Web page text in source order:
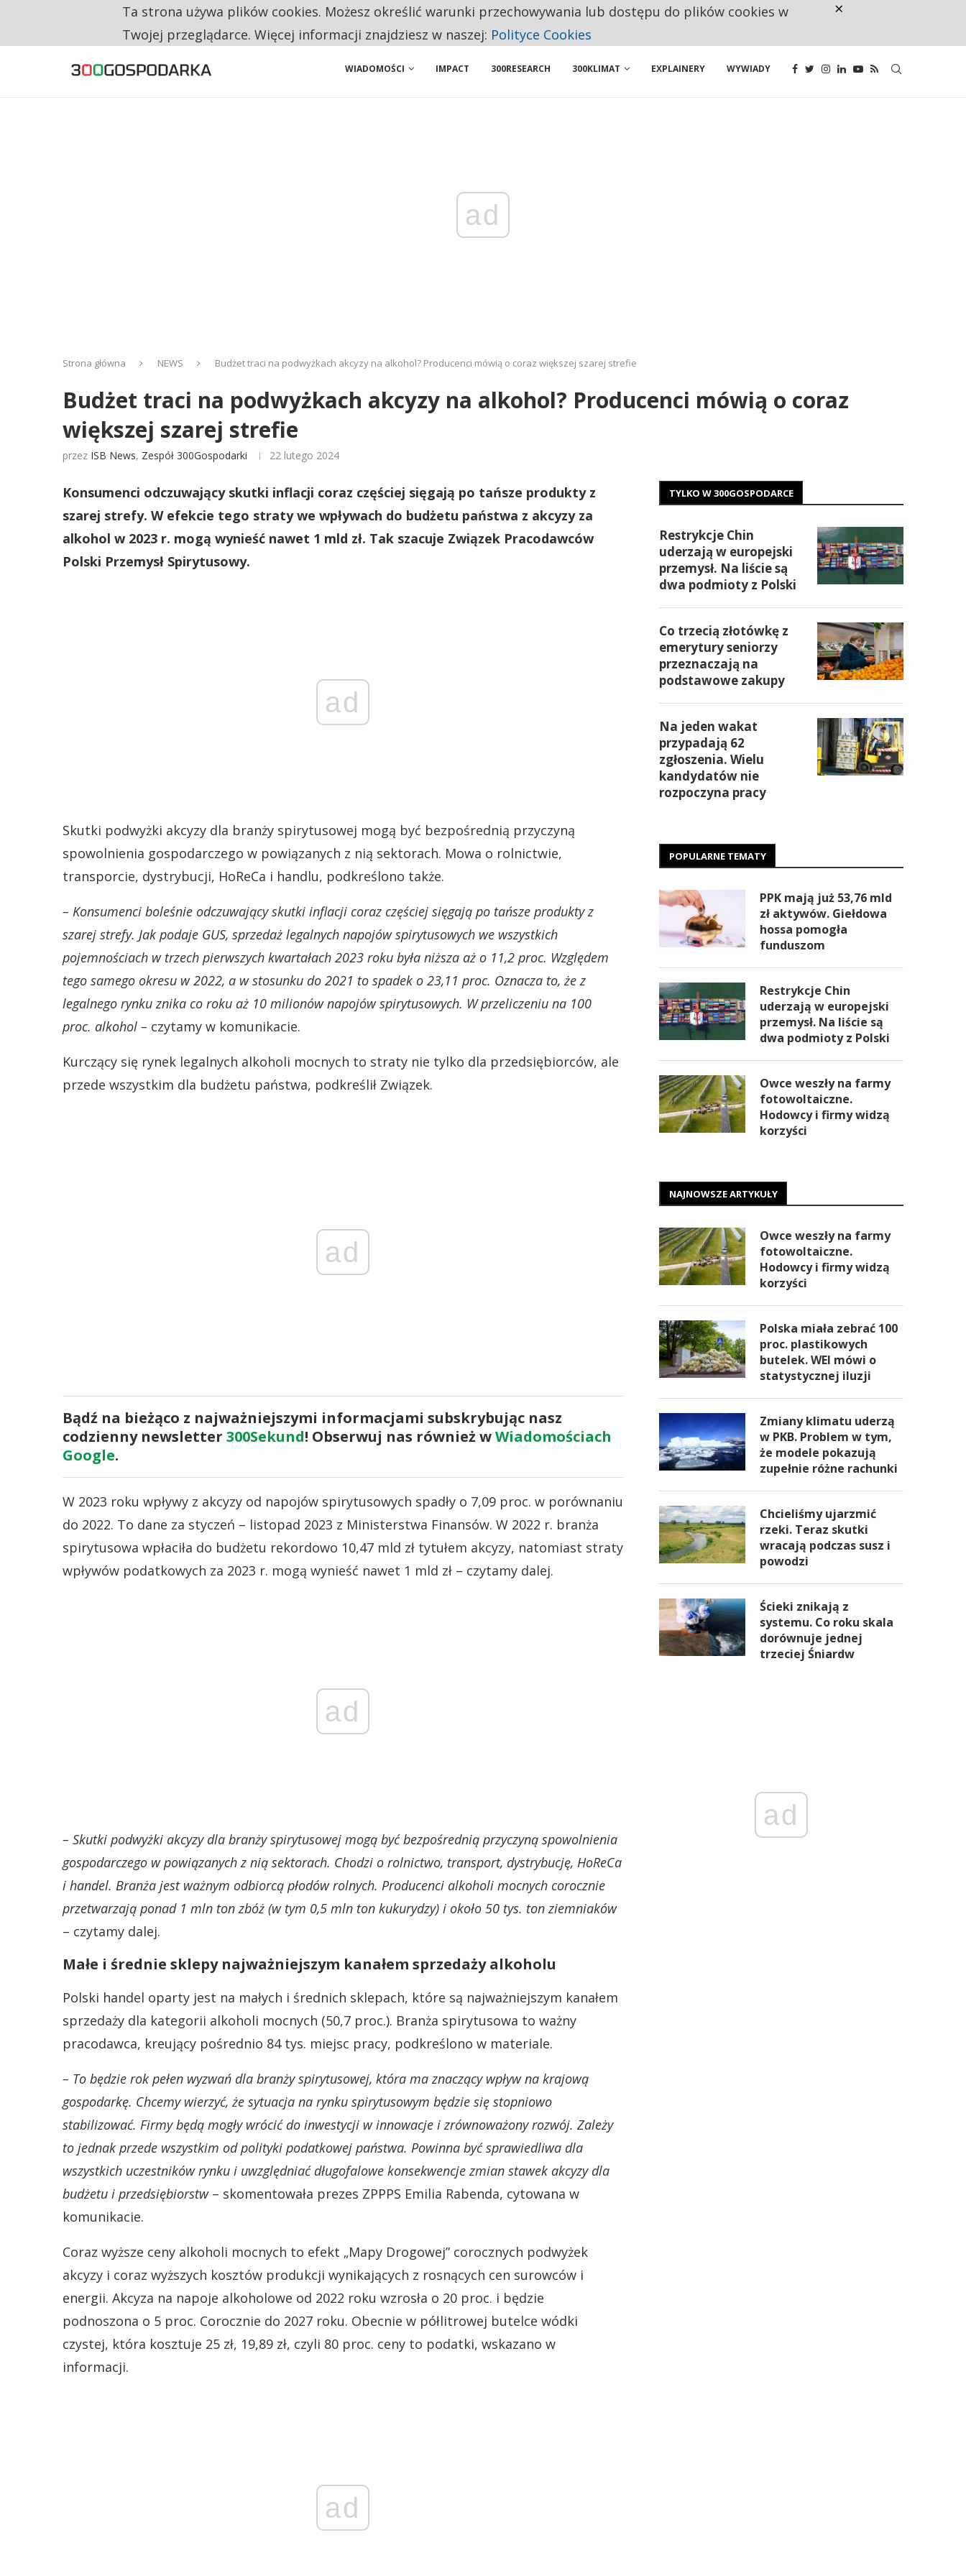
NA JEDEN WAKAT PRZYPADAJĄ 62 ZGŁOSZENIA. WIELU KANDYDATÓW NIE ROZPOCZYNA PRACY
WIADOMOŚCI IMPACT 300RESEARCH 300KLIMAT EXPLAINERY WYWIADY
ad
Strona główna NEWS Budżet traci na podwyżkach akcyzy na alkohol? Producenci mówią o coraz większej szarej strefie
Budżet traci na podwyżkach akcyzy na alkohol? Producenci mówią o coraz
większej szarej strefie
przez ISB News, Zespół 300Gospodarki 22 lutego 2024
Konsumenci odczuwający skutki inflacji coraz częściej sięgają po tańsze produkty z
szarej strefy. W efekcie tego straty we wpływach do budżetu państwa z akcyzy za
alkohol w 2023 r. mogą wynieść nawet 1 mld zł. Tak szacuje Związek Pracodawców
Polski Przemysł Spirytusowy.
ad
Skutki podwyżki akcyzy dla branży spirytusowej mogą być bezpośrednią przyczyną
spowolnienia gospodarczego w powiązanych z nią sektorach. Mowa o rolnictwie,
transporcie, dystrybucji, HoReCa i handlu, podkreślono także.
– Konsumenci boleśnie odczuwający skutki inflacji coraz częściej sięgają po tańsze produkty z
szarej strefy. Jak podaje GUS, sprzedaż legalnych napojów spirytusowych we wszystkich
pojemnościach w trzech pierwszych kwartałach 2023 roku była niższa aż o 11,2 proc. Względem
tego samego okresu w 2022, a w stosunku do 2021 to spadek o 23,11 proc. Oznacza to, że z
legalnego rynku znika co roku aż 10 milionów napojów spirytusowych. W przeliczeniu na 100
proc. alkohol – czytamy w komunikacie.
Kurczący się rynek legalnych alkoholi mocnych to straty nie tylko dla przedsiębiorców, ale
przede wszystkim dla budżetu państwa, podkreślił Związek.
ad
Bądź na bieżąco z najważniejszymi informacjami subskrybując nasz
codzienny newsletter 300Sekund! Obserwuj nas również wWiadomościach
Google.
W 2023 roku wpływy z akcyzy od napojów spirytusowych spadły o 7,09 proc. w porównaniu
do 2022. To dane za styczeń – listopad 2023 z Ministerstwa Finansów. W 2022 r. branża
spirytusowa wpłaciła do budżetu rekordowo 10,47 mld zł tytułem akcyzy, natomiast straty
wpływów podatkowych za 2023 r. mogą wynieść nawet 1 mld zł – czytamy dalej.
ad
– Skutki podwyżki akcyzy dla branży spirytusowej mogą być bezpośrednią przyczyną spowolnienia
gospodarczego w powiązanych z nią sektorach. Chodzi o rolnictwo, transport, dystrybucję, HoReCa
i handel. Branża jest ważnym odbiorcą płodów rolnych. Producenci alkoholi mocnych corocznie
przetwarzają ponad 1 mln ton zbóż (w tym 0,5 mln ton kukurydzy) i około 50 tys. ton ziemniaków
– czytamy dalej.
Małe i średnie sklepy najważniejszym kanałem sprzedaży alkoholu
Polski handel oparty jest na małych i średnich sklepach, które są najważniejszym kanałem
sprzedaży dla kategorii alkoholi mocnych (50,7 proc.). Branża spirytusowa to ważny
pracodawca, kreujący pośrednio 84 tys. miejsc pracy, podkreślono w materiale.
– To będzie rok pełen wyzwań dla branży spirytusowej, która ma znaczący wpływ na krajową
gospodarkę. Chcemy wierzyć, że sytuacja na rynku spirytusowym będzie się stopniowo
stabilizować. Firmy będą mogły wrócić do inwestycji w innowacje i zrównoważony rozwój. Zależy
to jednak przede wszystkim od polityki podatkowej państwa. Powinna być sprawiedliwa dla
wszystkich uczestników rynku i uwzględniać długofalowe konsekwencje zmian stawek akcyzy dla
budżetu i przedsiębiorstw– skomentowała prezes ZPPPS Emilia Rabenda, cytowana w
komunikacie.
Coraz wyższe ceny alkoholi mocnych to efekt „Mapy Drogowej” corocznych podwyżek
akcyzy i coraz wyższych kosztów produkcji wynikających z rosnących cen surowców i
energii. Akcyza na napoje alkoholowe od 2022 roku wzrosła o 20 proc. i będzie
podnoszona o 5 proc. Corocznie do 2027 roku. Obecnie w półlitrowej butelce wódki
czystej, która kosztuje 25 zł, 19,89 zł, czyli 80 proc. ceny to podatki, wskazano w
informacji.
ad
TYLKO W 300GOSPODARCE
Restrykcje Chin
uderzają w europejski
przemysł. Na liście są
dwa podmioty z Polski
Co trzecią złotówkę z
emerytury seniorzy
przeznaczają na
podstawowe zakupy
Na jeden wakat
przypadają 62
zgłoszenia. Wielu
kandydatów nie
rozpoczyna pracy
POPULARNE TEMATY
PPK mają już 53,76 mld
zł aktywów. Giełdowa
hossa pomogła
funduszom
Restrykcje Chin
uderzają w europejski
przemysł. Na liście są
dwa podmioty z Polski
Owce weszły na farmy
fotowoltaiczne.
Hodowcy i firmy widzą
korzyści
NAJNOWSZE ARTYKUŁY
Owce weszły na farmy
fotowoltaiczne.
Hodowcy i firmy widzą
korzyści
Polska miała zebrać 100
proc. plastikowych
butelek. WEI mówi o
statystycznej iluzji
Zmiany klimatu uderzą
w PKB. Problem w tym,
że modele pokazują
zupełnie różne rachunki
Chcieliśmy ujarzmić
rzeki. Teraz skutki
wracają podczas susz i
powodzi
Ścieki znikają z
systemu. Co roku skala
dorównuje jednej
trzeciej Śniardw
ad
Ta strona używa plików cookies. Możesz określić warunki przechowywania lub dostępu do plików cookies w
Twojej przeglądarce. Więcej informacji znajdziesz w naszej: Polityce Cookies
×